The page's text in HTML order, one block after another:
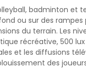
badminton et
ou sur des
du terrain. Les
récréative, 500
et les diffusions
des